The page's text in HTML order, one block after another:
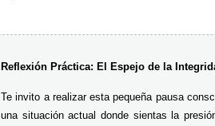
Reflexión Práctica: El Espejo de la
Te invito a realizar esta pequeña pausa
una situación actual donde sientas la